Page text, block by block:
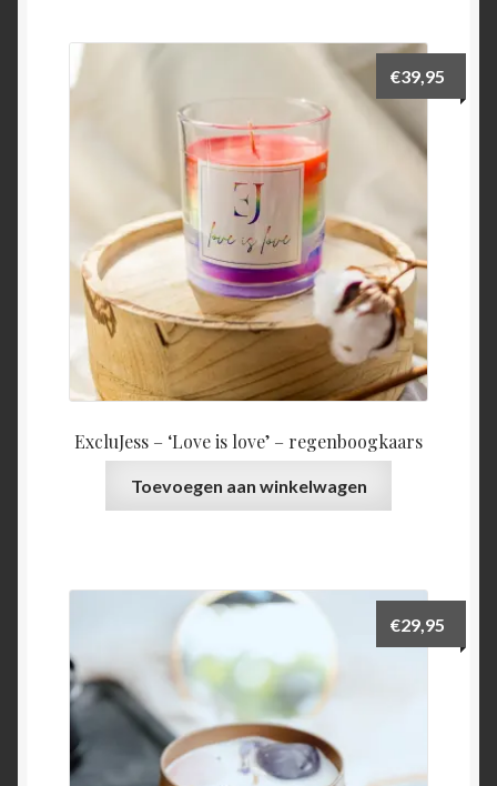
ExcluJess – ‘Love is love’ – regenboogkaars
€39,95
Toevoegen aan winkelwagen
€29,95